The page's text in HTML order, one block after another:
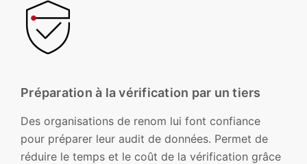
Préparation à la vérification par un tiers
Des organisations de renom lui font confiance
pour préparer leur audit de données. Permet de
réduire le temps et le coût de la vérification grâce